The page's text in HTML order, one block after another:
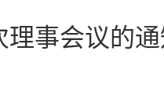
事会议的通